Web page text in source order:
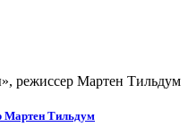
режиссер Мартен Тильдум
Мартен Тильдум